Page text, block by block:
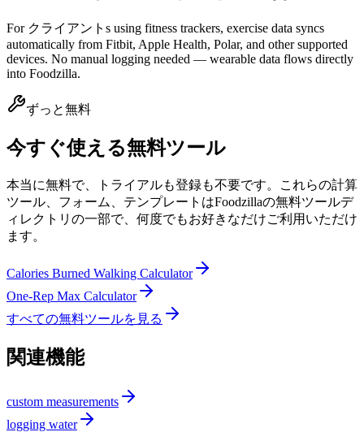
For クライアントs using fitness trackers, exercise data syncs
automatically from Fitbit, Apple Health, Polar, and other supported
devices. No manual logging needed — wearable data flows directly
into Foodzilla.
ずっと無料
今すぐ使える無料ツール
本当に無料で、トライアルも登録も不要です。これらの計算
ツール、フォーム、テンプレートはFoodzillaの無料ツールデ
ィレクトリの一部で、何度でもお好きなだけご利用いただけ
ます。
Calories Burned Walking Calculator
One-Rep Max Calculator
すべての無料ツールを見る
関連機能
custom measurements
logging water